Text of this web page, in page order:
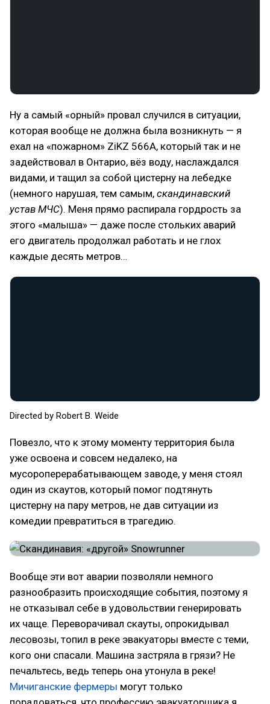
Ну а самый «орный» провал случился в ситуации,
которая вообще не должна была возникнуть — я
ехал на «пожарном» ZiKZ 566A, который так и не
задействовал в Онтарио, вёз воду, наслаждался
видами, и тащил за собой цистерну на лебедке
(немного нарушая, тем самым, скандинавский
устав МЧС). Меня прямо распирала гордрость за
этого «малыша» — даже после стольких аварий
его двигатель продолжал работать и не глох
каждые десять метров…
Directed by Robert B. Weide
Повезло, что к этому моменту территория была
уже освоена и совсем недалеко, на
мусороперерабатывающем заводе, у меня стоял
один из скаутов, который помог подтянуть
цистерну на пару метров, не дав ситуации из
комедии превратиться в трагедию.
Вообще эти вот аварии позволяли немного
разнообразить происходящие события, поэтому я
не отказывал себе в удовольствии генерировать
их чаще. Переворачивал скауты, опрокидывал
лесовозы, топил в реке эвакуаторы вместе с теми,
кого они спасали. Машина застряла в грязи? Не
печальтесь, ведь теперь она утонула в реке!
Мичиганские фермеры могут только